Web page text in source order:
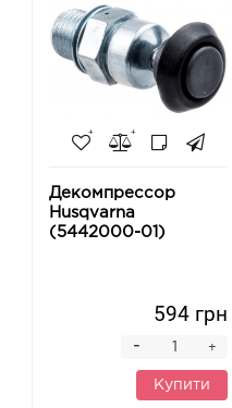
Декомпрессор
Husqvarna
(5442000-01)
594 грн
+
-
Купити